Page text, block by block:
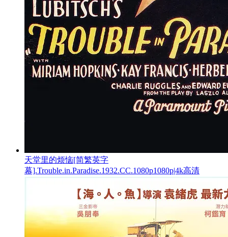
天堂里的烦恼[简繁英字
幕].Trouble.in.Paradise.1932.CC.1080p1080p|4k高清